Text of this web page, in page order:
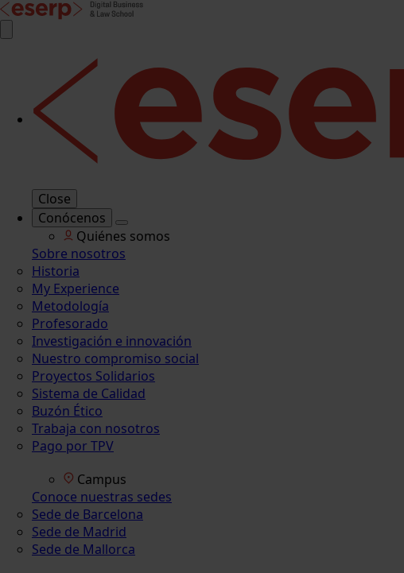
Close
Conócenos
Quiénes somos
Sobre nosotros
Historia
My Experience
Metodología
Profesorado
Investigación e innovación
Nuestro compromiso social
Proyectos Solidarios
Sistema de Calidad
Buzón Ético
Trabaja con nosotros
Pago por TPV
Campus
Conoce nuestras sedes
Sede de Barcelona
Sede de Madrid
Sede de Mallorca